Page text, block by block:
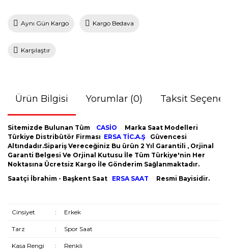
Aynı Gün Kargo Kargo Bedava
Karşılaştır
Ürün Bilgisi Yorumlar (0) Taksit
Sitemizde Bulunan Tüm CASİO
Marka Saat Modelleri
Türkiye Distribütör Firması ERSA TİC.A.Ş
Güvencesi
Altındadır.Sipariş Vereceğiniz Bu ürün 2 Yıl Garantili , Orjinal
Garanti Belgesi Ve Orjinal Kutusu İle Tüm Türkiye'nin Her
Noktasına Ücretsiz Kargo İle Gönderim Sağlanmaktadır.
Saatçi İbrahim - Başkent Saat ERSA SAAT Resmi Bayisidir.
Cinsiyet : Erkek
Tarz : Spor Saat
Kasa Rengi : Renkli